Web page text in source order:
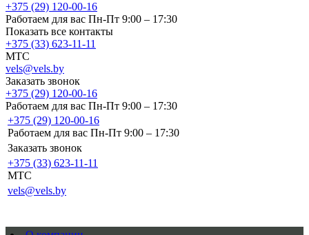
+375 (29) 120-00-16
Работаем для вас Пн-Пт 9:00 – 17:30
Показать все контакты
+375 (33) 623-11-11
MTC
vels@vels.by
Заказать звонок
+375 (29) 120-00-16
Работаем для вас Пн-Пт 9:00 – 17:30
+375 (29) 120-00-16
Работаем для вас Пн-Пт 9:00 – 17:30
Заказать звонок
+375 (33) 623-11-11
MTC
vels@vels.by